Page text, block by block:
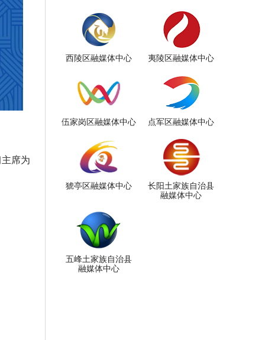
席为
西陵区融媒体中心 夷陵区融媒体中心
伍家岗区融媒体中心 点军区融媒体中心
猇亭区融媒体中心
长阳土家族自治县
融媒体中心
五峰土家族自治县
融媒体中心